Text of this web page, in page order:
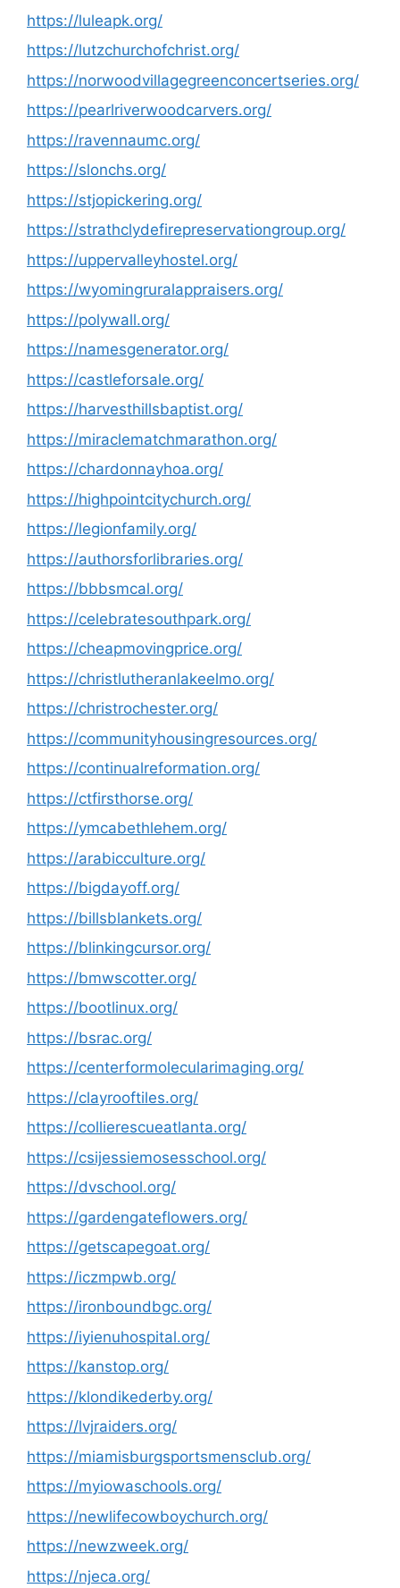
https://luleapk.org/
https://lutzchurchofchrist.org/
https://norwoodvillagegreenconcertseries.org/
https://pearlriverwoodcarvers.org/
https://ravennaumc.org/
https://slonchs.org/
https://stjopickering.org/
https://strathclydefirepreservationgroup.org/
https://uppervalleyhostel.org/
https://wyomingruralappraisers.org/
https://polywall.org/
https://namesgenerator.org/
https://castleforsale.org/
https://harvesthillsbaptist.org/
https://miraclematchmarathon.org/
https://chardonnayhoa.org/
https://highpointcitychurch.org/
https://legionfamily.org/
https://authorsforlibraries.org/
https://bbbsmcal.org/
https://celebratesouthpark.org/
https://cheapmovingprice.org/
https://christlutheranlakeelmo.org/
https://christrochester.org/
https://communityhousingresources.org/
https://continualreformation.org/
https://ctfirsthorse.org/
https://ymcabethlehem.org/
https://arabicculture.org/
https://bigdayoff.org/
https://billsblankets.org/
https://blinkingcursor.org/
https://bmwscotter.org/
https://bootlinux.org/
https://bsrac.org/
https://centerformolecularimaging.org/
https://clayrooftiles.org/
https://collierescueatlanta.org/
https://csijessiemosesschool.org/
https://dvschool.org/
https://gardengateflowers.org/
https://getscapegoat.org/
https://iczmpwb.org/
https://ironboundbgc.org/
https://iyienuhospital.org/
https://kanstop.org/
https://klondikederby.org/
https://lvjraiders.org/
https://miamisburgsportsmensclub.org/
https://myiowaschools.org/
https://newlifecowboychurch.org/
https://newzweek.org/
https://njeca.org/